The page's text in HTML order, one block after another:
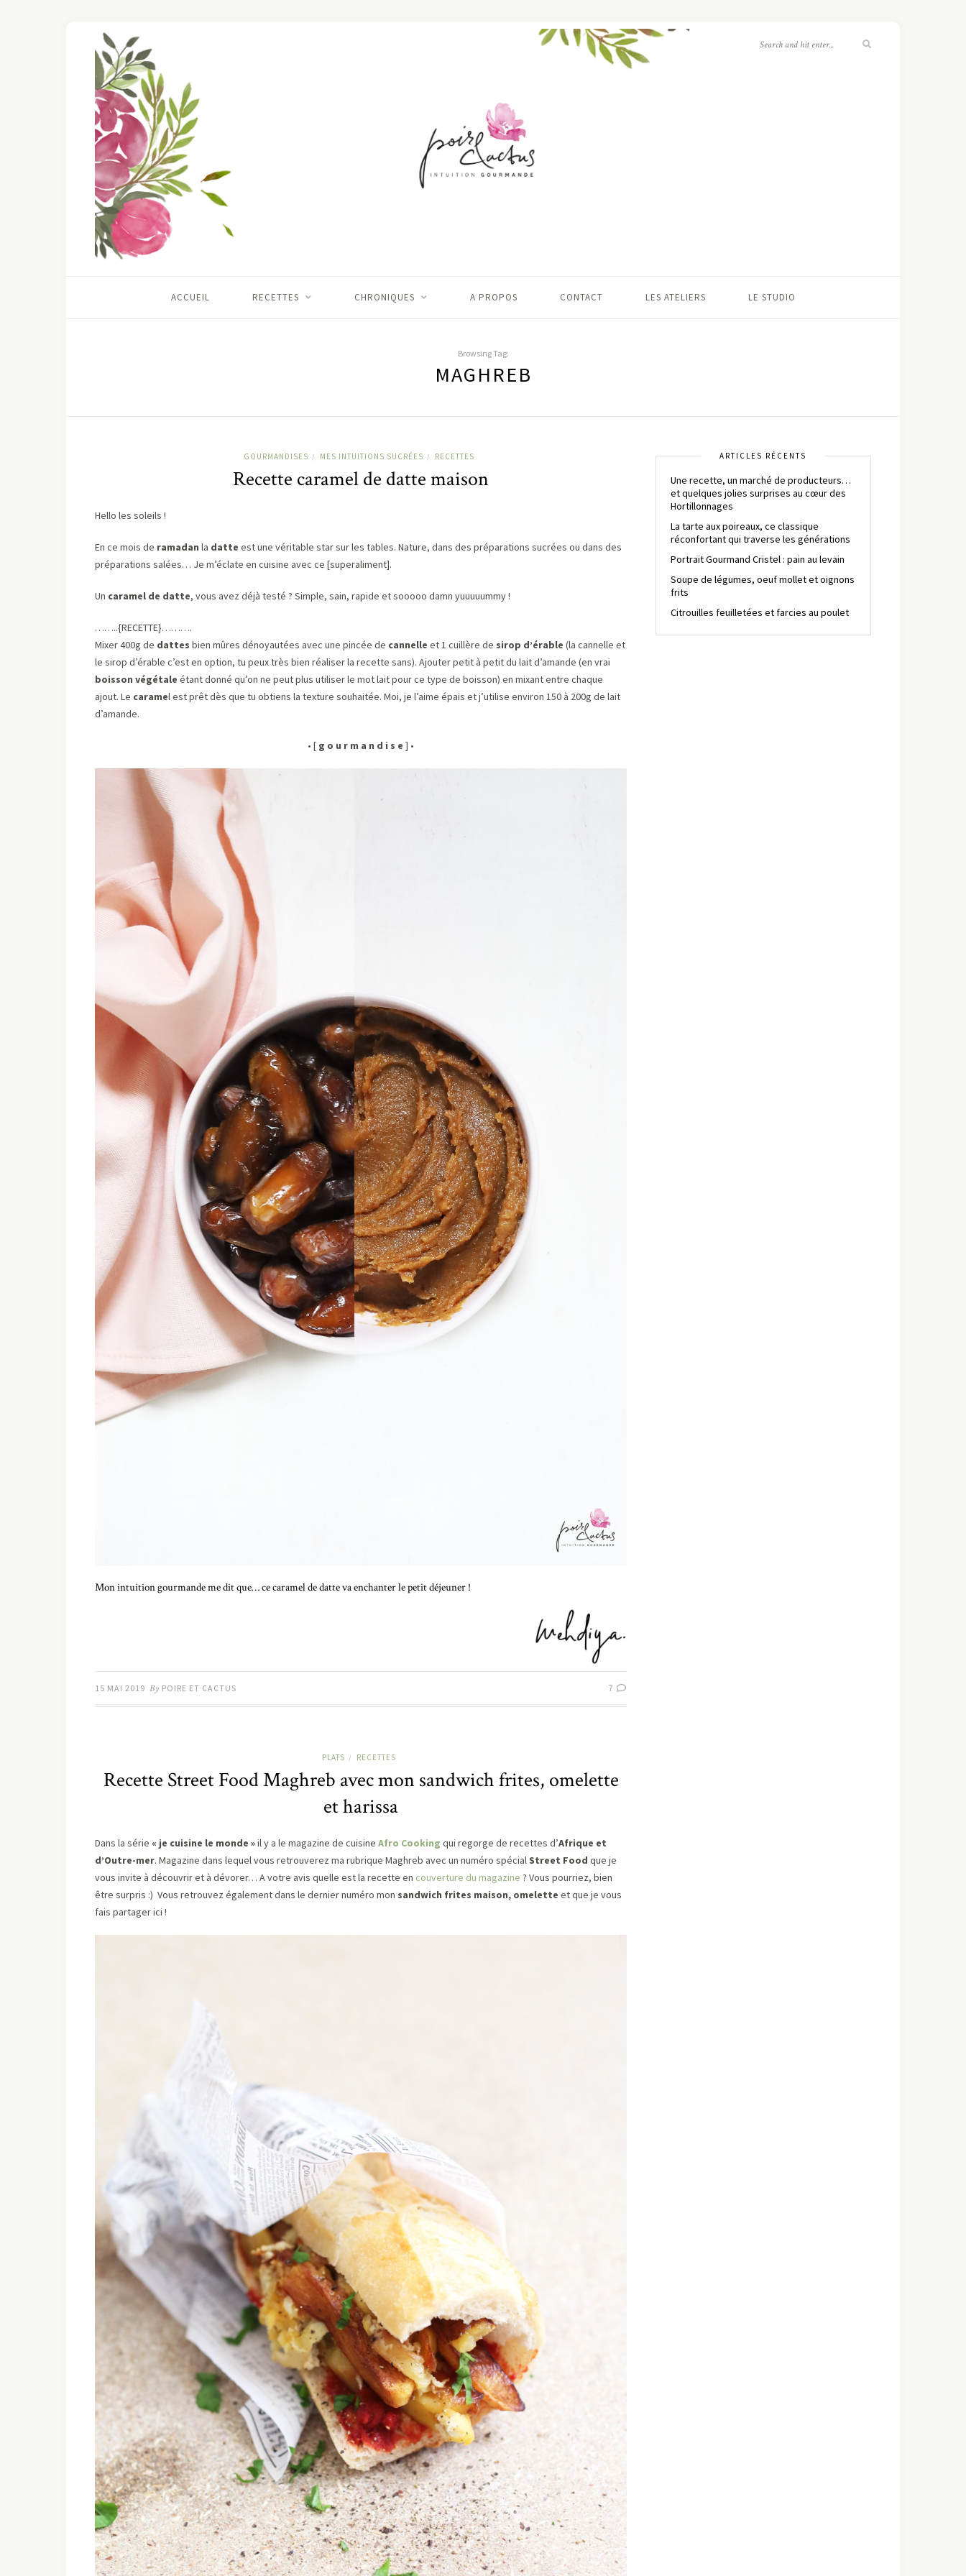
ACCUEIL RECETTES CHRONIQUES A PROPOS CONTACT LES ATELIERS LE STUDIO
Browsing Tag:
MAGHREB
GOURMANDISES / MES INTUITIONS SUCRÉES / RECETTES
Recette caramel de datte maison
Hello les soleils !
En ce mois de ramadan la datte est une véritable star sur les tables. Nature, dans des préparations sucrées ou dans des
préparations salées… Je m’éclate en cuisine avec ce [superaliment].
Un caramel de datte, vous avez déjà testé ? Simple, sain, rapide et sooooo damn yuuuuummy !
……..{RECETTE}……….
Mixer 400g de dattes bien mûres dénoyautées avec une pincée de cannelle et 1 cuillère de sirop d’érable (la cannelle et
le sirop d’érable c’est en option, tu peux très bien réaliser la recette sans). Ajouter petit à petit du lait d’amande (en vrai
boisson végétale étant donné qu’on ne peut plus utiliser le mot lait pour ce type de boisson) en mixant entre chaque
ajout. Le caramel est prêt dès que tu obtiens la texture souhaitée. Moi, je l’aime épais et j’utilise environ 150 à 200g de lait
d’amande.
• [ g o u r m a n d i s e ] •
Mon intuition gourmande me dit que… ce caramel de datte va enchanter le petit déjeuner !
15 MAI 2019 By POIRE ET CACTUS 7
PLATS / RECETTES
Recette Street Food Maghreb avec mon sandwich frites, omelette
et harissa
Dans la série « je cuisine le monde »il y a le magazine de cuisine Afro Cooking qui regorge de recettes d’Afrique et
d’Outre-mer. Magazine dans lequel vous retrouverez ma rubrique Maghreb avec un numéro spécial Street Food que je
vous invite à découvrir et à dévorer… A votre avis quelle est la recette en couverture du magazine ? Vous pourriez, bien
être surpris :) Vous retrouvez également dans le dernier numéro mon sandwich frites maison, omelette et que je vous
fais partager ici !
ARTICLES RÉCENTS
Une recette, un marché de producteurs…
et quelques jolies surprises au cœur des
Hortillonnages
La tarte aux poireaux, ce classique
réconfortant qui traverse les générations
Portrait Gourmand Cristel : pain au levain
Soupe de légumes, oeuf mollet et oignons
frits
Citrouilles feuilletées et farcies au poulet